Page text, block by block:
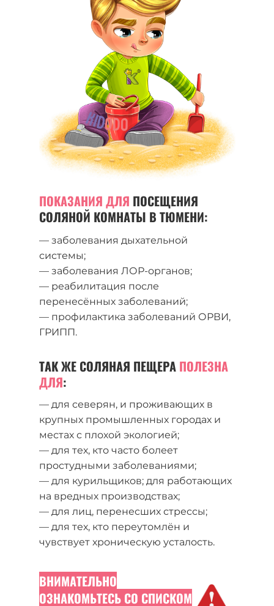
ПОКАЗАНИЯ ДЛЯ ПОСЕЩЕНИЯ
СОЛЯНОЙ КОМНАТЫ В ТЮМЕНИ:
— заболевания дыхательной
системы;
— заболевания ЛОР-органов;
— реабилитация после
перенесённых заболеваний;
— профилактика заболеваний ОРВИ,
ГРИПП.
ТАК ЖЕ СОЛЯНАЯ ПЕЩЕРА ПОЛЕЗНА
ДЛЯ:
— для северян, и проживающих в
крупных промышленных городах и
местах с плохой экологией;
— для тех, кто часто болеет
простудными заболеваниями;
— для курильщиков; для работающих
на вредных производствах;
— для лиц, перенесших стрессы;
— для тех, кто переутомлён и
чувствует хроническую усталость.
ВНИМАТЕЛЬНО
ОЗНАКОМЬТЕСЬ СО СПИСКОМ